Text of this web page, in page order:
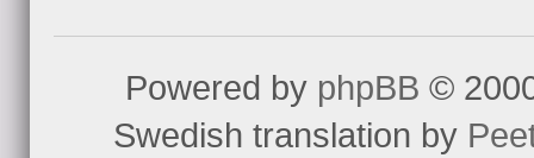
Powered by phpBB ©
Swedish translation by